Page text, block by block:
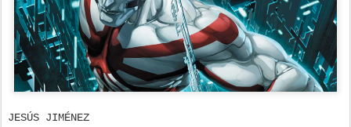
JESÚS JIMÉNEZ